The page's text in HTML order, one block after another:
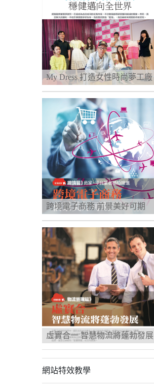
My Dress 打造女性時尚夢工廠
跨境電子商務 前景美好可期
虛實合一 智慧物流將蓬勃發展
網站特效教學